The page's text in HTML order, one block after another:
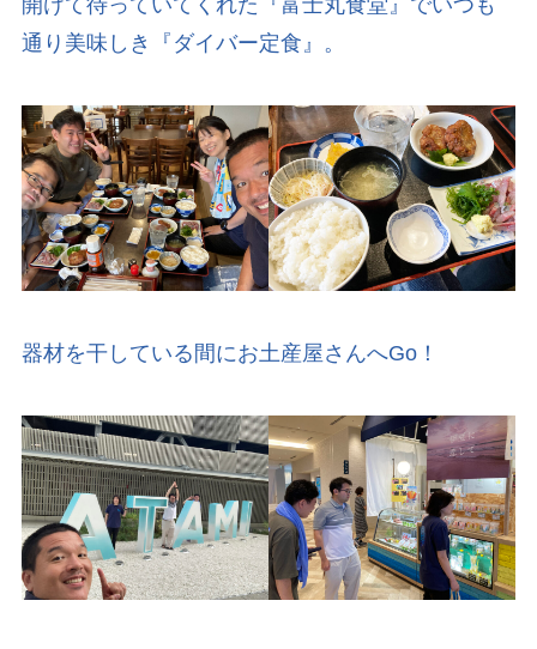
開けて待っていてくれた『富士丸食堂』でいつも
通り美味しき『ダイバー定食』。
器材を干している間にお土産屋さんへGo！